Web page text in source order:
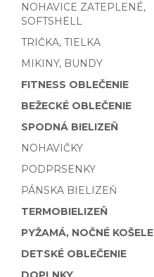
NOHAVICE ZATEPLENÉ,
SOFTSHELL
TRIČKA, TIELKA
MIKINY, BUNDY
FITNESS OBLEČENIE
BEŽECKÉ OBLEČENIE
SPODNÁ BIELIZEŇ
NOHAVIČKY
PODPRSENKY
PÁNSKA BIELIZEŇ
TERMOBIELIZEŇ
PYŽAMÁ, NOČNÉ KOŠELE
DETSKÉ OBLEČENIE